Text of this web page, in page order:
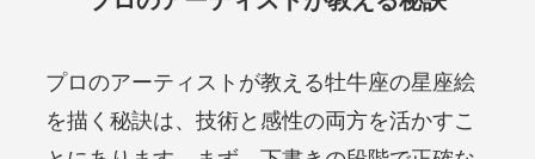
プロのアーティストが教える牡牛座の星座絵
を描く秘訣は、技術と感性の両方を活かすこ